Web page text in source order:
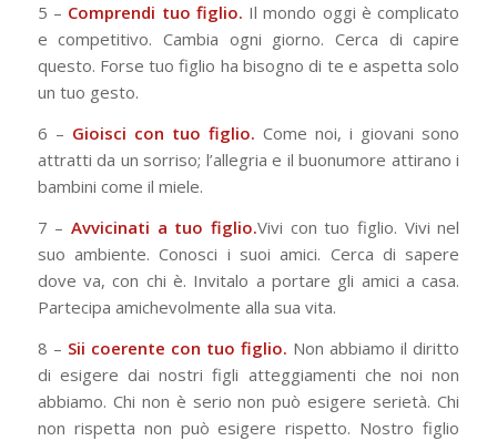
5 – Comprendi tuo figlio. Il mondo oggi è complicato
e competitivo. Cambia ogni giorno. Cerca di capire
questo. Forse tuo figlio ha bisogno di te e aspetta solo
un tuo gesto.
6 – Gioisci con tuo figlio.Come noi, i giovani sono
attratti da un sorriso; l’allegria e il buonumore attirano i
bambini come il miele.
7 – Avvicinati a tuo figlio.Vivi con tuo figlio. Vivi nel
suo ambiente. Conosci i suoi amici. Cerca di sapere
dove va, con chi è. Invitalo a portare gli amici a casa.
Partecipa amichevolmente alla sua vita.
8 – Sii coerente con tuo figlio. Non abbiamo il diritto
di esigere dai nostri figli atteggiamenti che noi non
abbiamo. Chi non è serio non può esigere serietà. Chi
non rispetta non può esigere rispetto. Nostro figlio